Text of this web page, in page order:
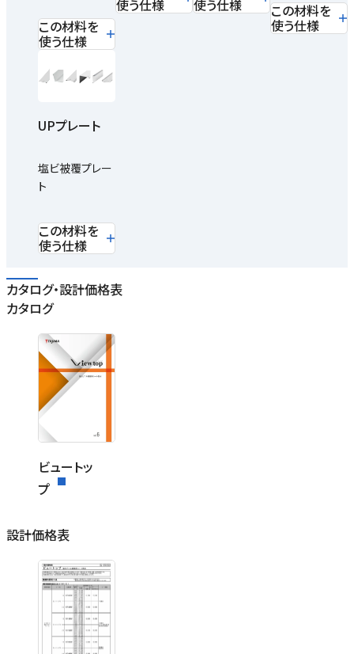
この材料を
使う仕様
使う仕様 使う仕様 この材料を
使う仕様
UPプレート
塩ビ被覆プレー
ト
この材料を
使う仕様
カタログ・設計価格表
カタログ
ビュートッ
プ
設計価格表